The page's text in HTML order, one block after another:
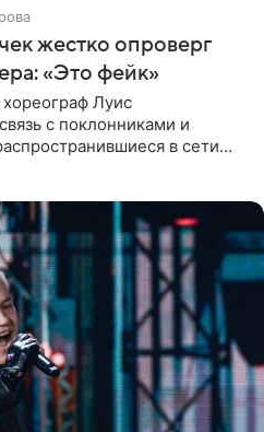
жестко опроверг
«Это фейк»
Луис
с поклонниками и
в сети